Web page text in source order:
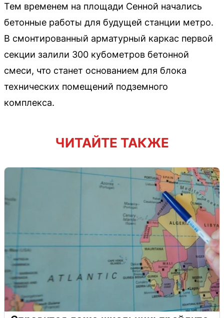
Тем временем на площади Сенной начались
бетонные работы для будущей станции метро.
В смонтированный арматурный каркас первой
секции залили 300 кубометров бетонной
смеси, что станет основанием для блока
технических помещений подземного
комплекса.
ЧИТАЙТЕ ТАКЖЕ